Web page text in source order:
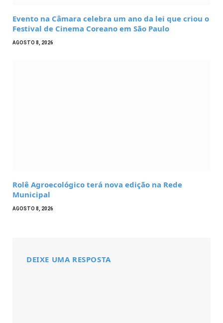
Evento na Câmara celebra um ano da lei que criou o
Festival de Cinema Coreano em São Paulo
AGOSTO 8, 2026
Rolê Agroecológico terá nova edição na Rede
Municipal
AGOSTO 8, 2026
DEIXE UMA RESPOSTA